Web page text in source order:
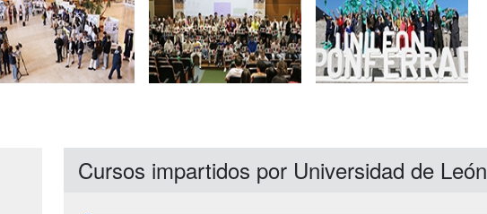
Cursos impartidos por Universidad de León